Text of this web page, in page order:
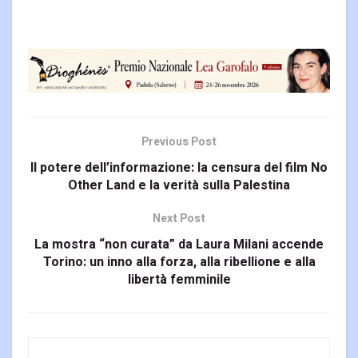
Previous Post
Il potere dell’informazione: la censura del film No
Other Land e la verità sulla Palestina
Next Post
La mostra “non curata” da Laura Milani accende
Torino: un inno alla forza, alla ribellione e alla
libertà femminile